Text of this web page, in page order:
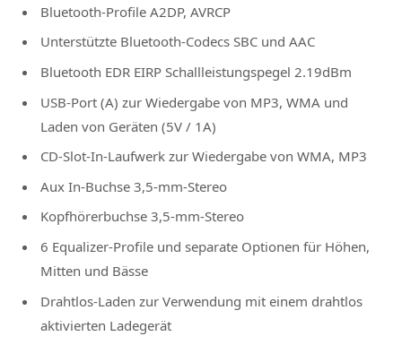
Bluetooth-Profile A2DP, AVRCP
Unterstützte Bluetooth-Codecs SBC und AAC
Bluetooth EDR EIRP Schallleistungspegel 2.19dBm
USB-Port (A) zur Wiedergabe von MP3, WMA und
Laden von Geräten (5V / 1A)
CD-Slot-In-Laufwerk zur Wiedergabe von WMA, MP3
Aux In-Buchse 3,5-mm-Stereo
Kopfhörerbuchse 3,5-mm-Stereo
6 Equalizer-Profile und separate Optionen für Höhen,
Mitten und Bässe
Drahtlos-Laden zur Verwendung mit einem drahtlos
aktivierten Ladegerät